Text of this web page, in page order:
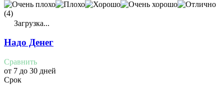
(4)
Загрузка...
Надо Денег
Сравнить
от 7 до 30 дней
Срок